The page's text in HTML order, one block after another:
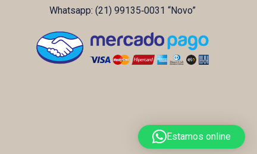
Whatsapp: (21) ‪99135‑0031‬ “Novo”
Estamos online